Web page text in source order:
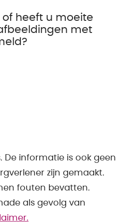
heeft u moeite
met
De informatie is ook geen
zijn gemaakt.
fouten bevatten.
als gevolg van